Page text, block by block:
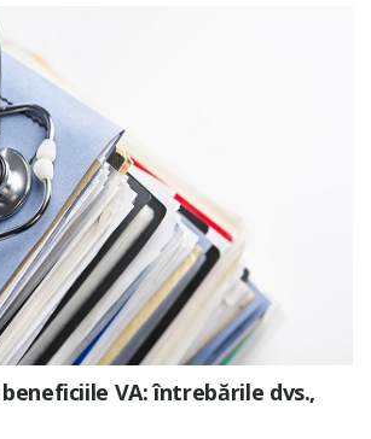
beneficiile VA: întrebările dvs.,